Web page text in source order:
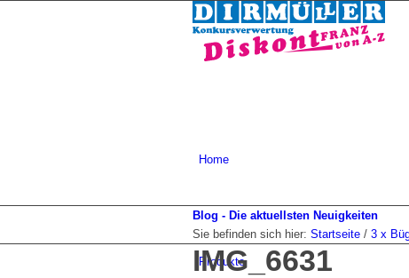
Home
Produkte
Blog - Die aktuellsten Neuigkeiten
Sie befinden sich hier: Startseite / 3 x
IMG_6631